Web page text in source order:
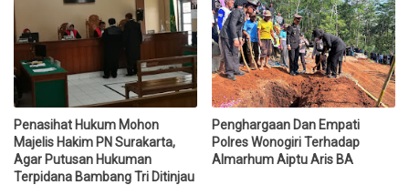
Penasihat Hukum Mohon
Majelis Hakim PN Surakarta,
Agar Putusan Hukuman
Terpidana Bambang Tri Ditinjau
Penghargaan Dan Empati
Polres Wonogiri Terhadap
Almarhum Aiptu Aris BA